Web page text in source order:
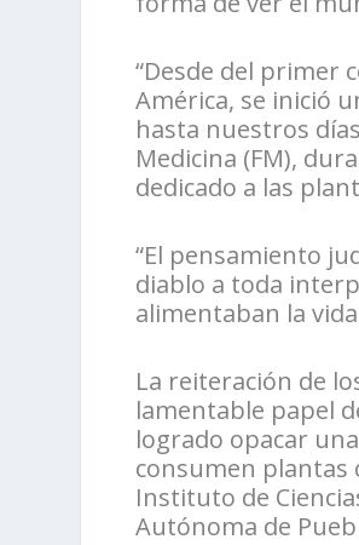
“Desde del primer
América, se inició
hasta nuestros
Medicina (FM),
dedicado a las
“El pensamiento
diablo a toda
alimentaban la
La reiteración de
lamentable papel
logrado opacar
consumen plantas
Instituto de
Autónoma de